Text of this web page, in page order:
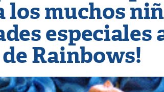
los muchos
especiales
Rainbows!